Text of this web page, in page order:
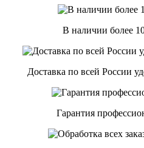
В наличии более
Доставка по всей России
Гарантия